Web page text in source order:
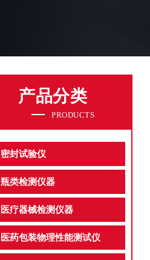
产品分类
PRODUCTS
密封试验仪
瓶类检测仪器
医疗器械检测仪器
医药包装物理性能测试仪